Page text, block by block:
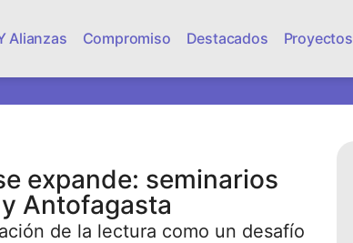
Alianzas Compromiso Destacados Proyectos
expande: seminarios
Antofagasta
de la lectura como un desafío